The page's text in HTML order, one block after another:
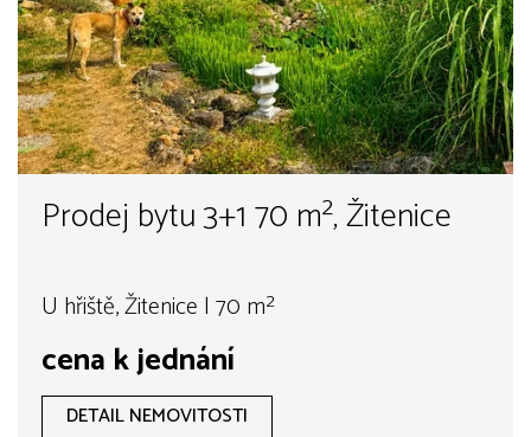
Prodej bytu 3+1 70 m², Žitenice
U hřiště, Žitenice | 70 m²
cena k jednání
DETAIL NEMOVITOSTI